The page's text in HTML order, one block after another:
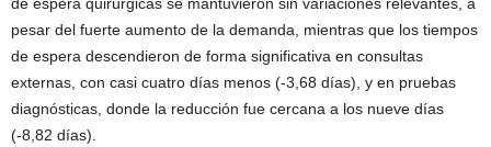
pesar del fuerte aumento de la demanda, mientras que los tiempos
de espera descendieron de forma significativa en consultas
externas, con casi cuatro días menos (-3,68 días), y en pruebas
diagnósticas, donde la reducción fue cercana a los nueve días
(-8,82 días).